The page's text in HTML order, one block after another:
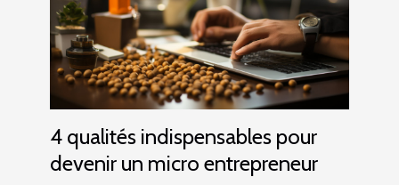
4 qualités indispensables pour
devenir un micro entrepreneur